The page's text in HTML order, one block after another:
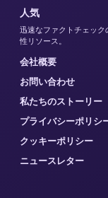
人気
迅速なファクトチェッ
性リソース。
会社概要
お問い合わせ
私たちのストーリー
プライバシーポリシ
クッキーポリシー
ニュースレター